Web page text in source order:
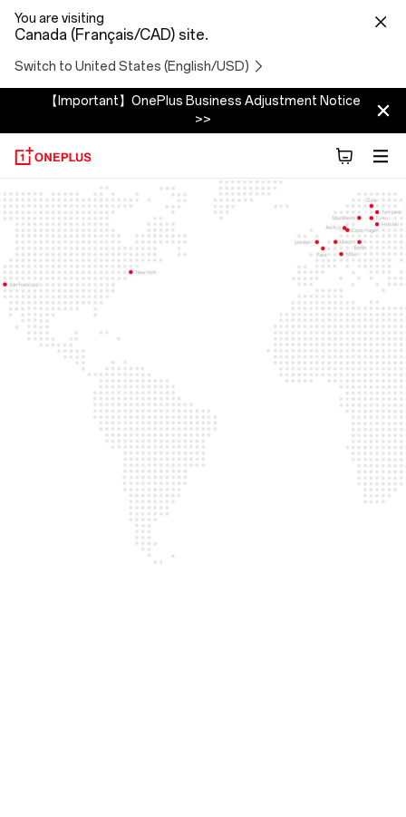
You are visiting
Canada (Français/CAD) site.
Switch to United States (English/USD)
【Important】OnePlus Business Adjustment Notice
>>